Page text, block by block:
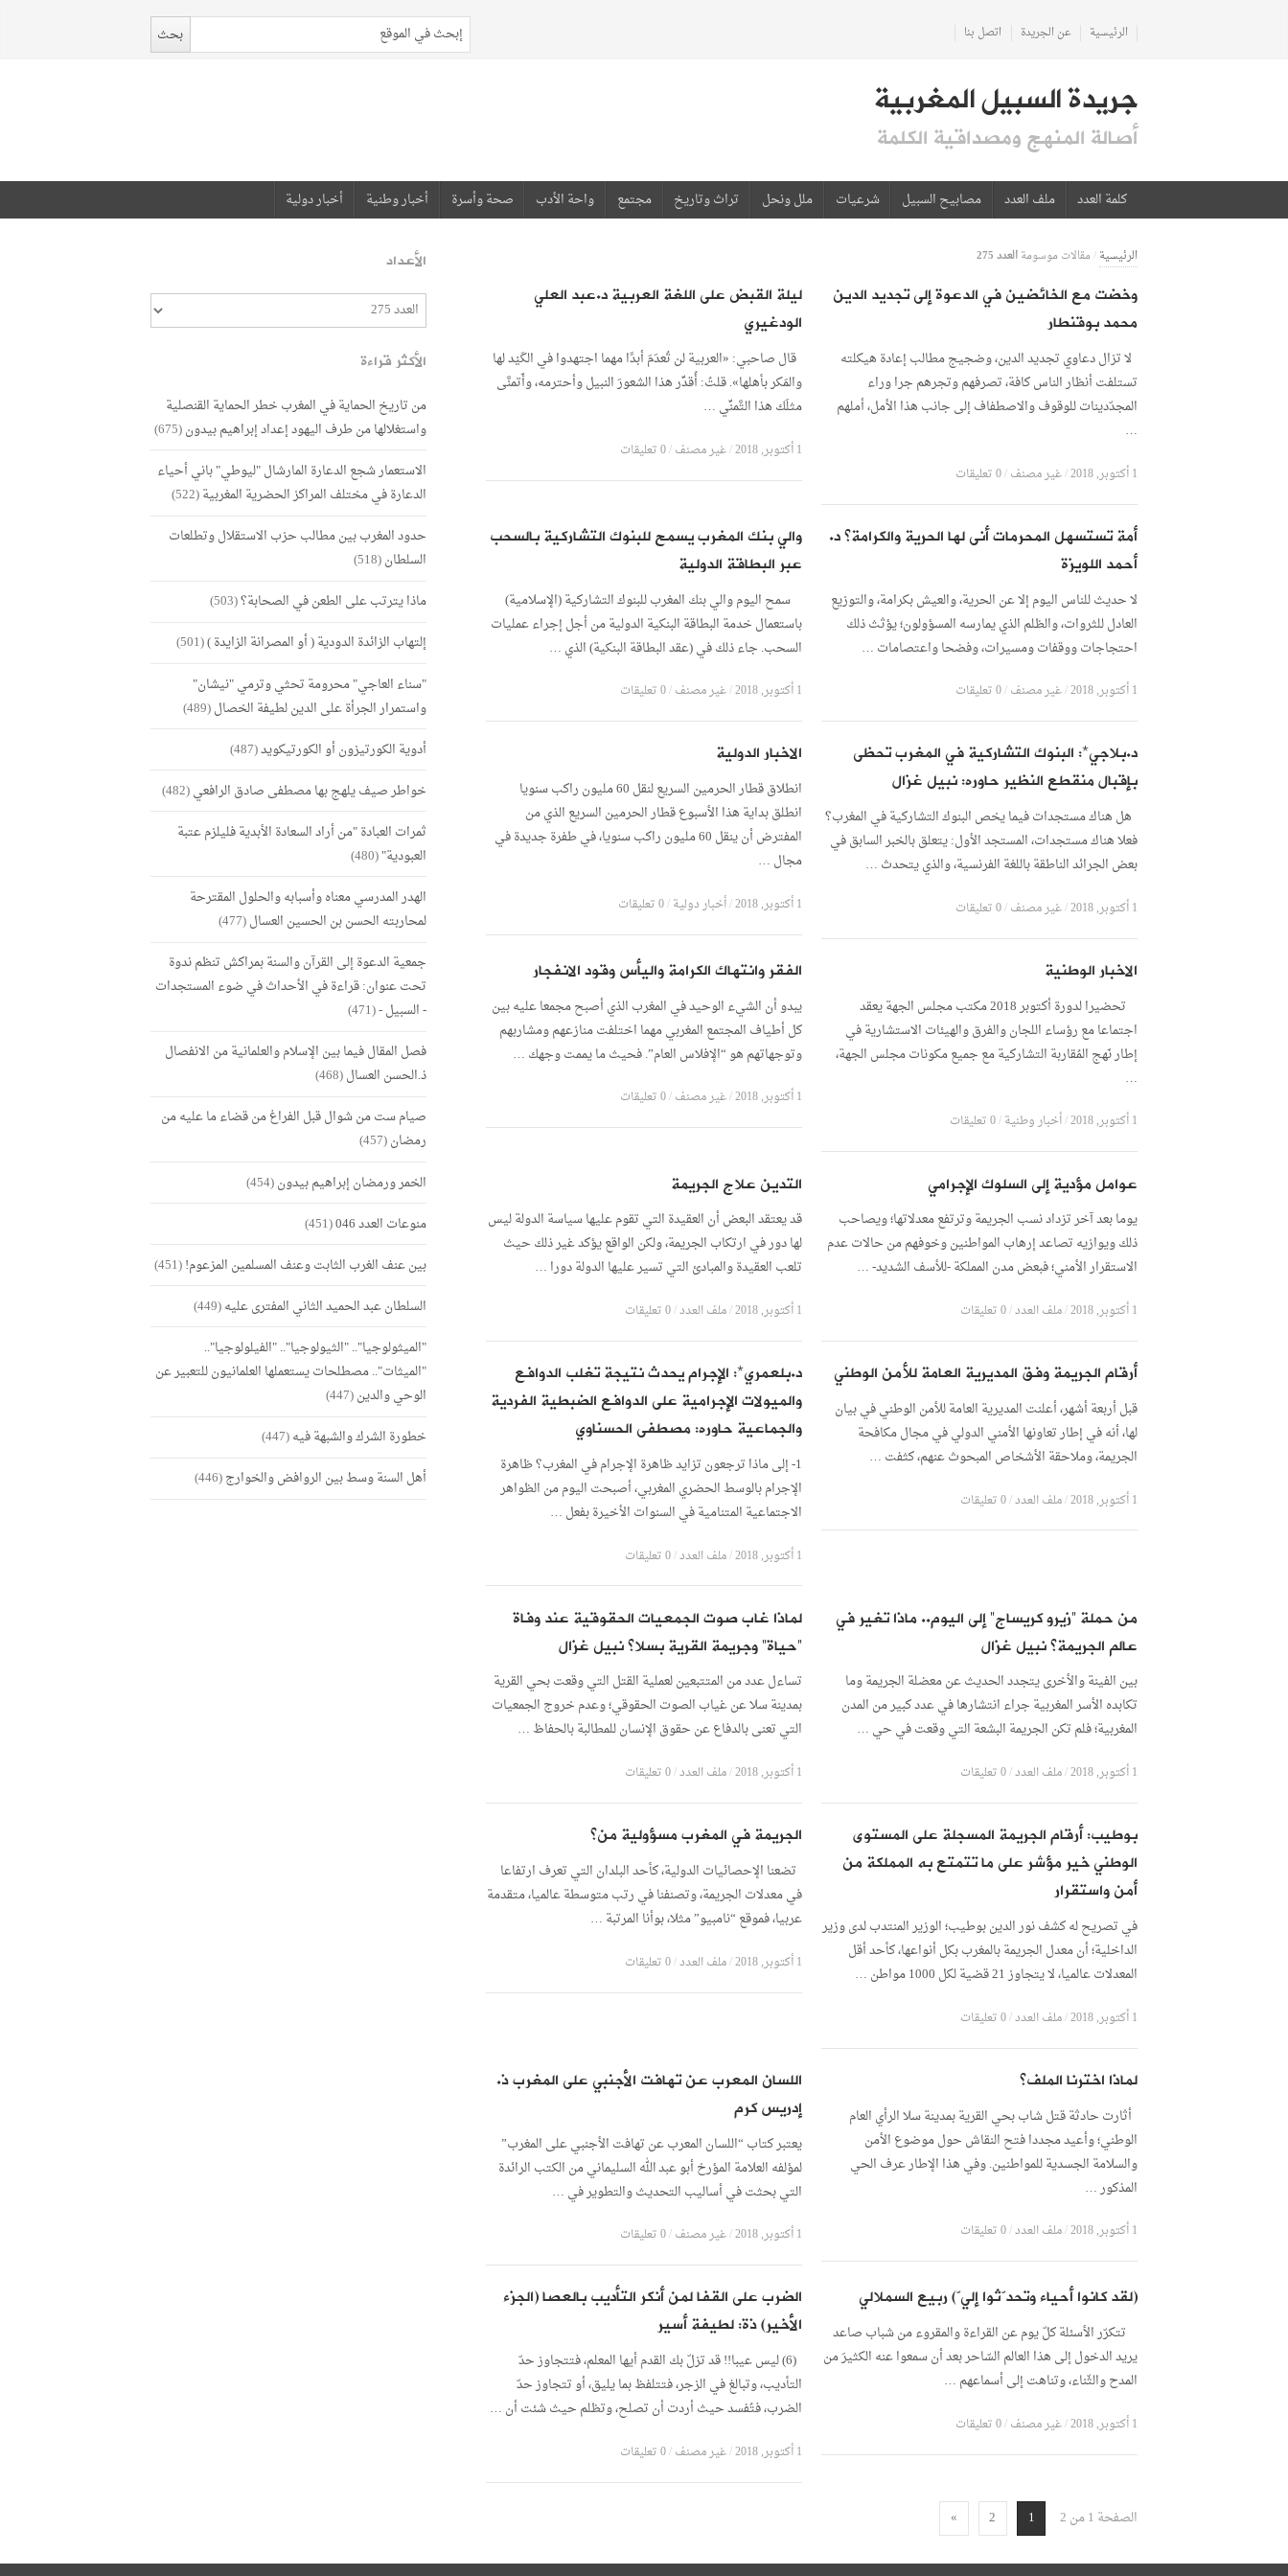
الرئيسية عن الجريدة اتصل بنا
جريدة السبيل المغربية
أصالة المنهج ومصداقية الكلمة
كلمة العدد ملف العدد مصابيح السبيل شرعيات ملل ونحل تراث وتاريخ مجتمع واحة الأدب صحة وأسرة أخبار وطنية أخبار دولية
الرئيسية/مقالات موسومةالعدد 275
وخضت مع الخائضين في الدعوة إلى تجديد الدين
محمد بوقنطار
لا تزال دعاوي تجديد الدين، وضجيج مطالب إعادة هيكلته
تستلفت أنظار الناس كافة، تصرفهم وتجرهم جرا وراء
المجدّدينات للوقوف والاصطفاف إلى جانب هذا الأمل، أملهم
…
1 أكتوبر, 2018 /غير مصنف/0 تعليقات
ليلة القبض على اللغة العربية د.عبد العلي
الودغيري
قال صاحبي: «العربية لن تُعدَمَ أبدًا مهما اجتهدوا في الكَيْد لها
والمَكر بأهلها». قلتُ: أُقدِّر هذا الشعورَ النبيل وأحترمه، وأَتمنَّى
مثلَك هذا التَّمنِّي …
1 أكتوبر, 2018 /غير مصنف/0 تعليقات
أمة تستسهل المحرمات أنى لها الحرية والكرامة؟ د.
أحمد اللويزة
لا حديث للناس اليوم إلا عن الحرية، والعيش بكرامة، والتوزيع
العادل للثروات، والظلم الذي يمارسه المسؤولون؛ يؤثث ذلك
احتجاجات ووقفات ومسيرات، وفضحا واعتصامات …
1 أكتوبر, 2018 /غير مصنف/0 تعليقات
والي بنك المغرب يسمح للبنوك التشاركية بالسحب
عبر البطاقة الدولية
سمح اليوم والي بنك المغرب للبنوك التشاركية (الإسلامية)
باستعمال خدمة البطاقة البنكية الدولية من أجل إجراء عمليات
السحب. جاء ذلك في (عقد البطاقة البنكية) الذي …
1 أكتوبر, 2018 /غير مصنف/0 تعليقات
د.بلاجي*: البنوك التشاركية في المغرب تحظى
بإقبال منقطع النظير حاوره: نبيل غزال
هل هناك مستجدات فيما يخص البنوك التشاركية في المغرب؟
فعلا هناك مستجدات، المستجد الأول: يتعلق بالخبر السابق في
بعض الجرائد الناطقة باللغة الفرنسية، والذي يتحدث …
1 أكتوبر, 2018 /غير مصنف/0 تعليقات
الاخبار الدولية
انطلاق قطار الحرمين السريع لنقل 60 مليون راكب سنويا
انطلق بداية هذا الأسبوع قطار الحرمين السريع الذي من
المفترض أن ينقل 60 مليون راكب سنويا، في طفرة جديدة في
مجال …
1 أكتوبر, 2018 /أخبار دولية/0 تعليقات
الاخبار الوطنية
تحضيرا لدورة أكتوبر 2018 مكتب مجلس الجهة يعقد
اجتماعا مع رؤساء اللجان والفرق والهيئات الاستشارية في
إطار نَهج المُقاربة التشاركية مع جميع مكونات مجلس الجهة،
…
1 أكتوبر, 2018 /أخبار وطنية/0 تعليقات
الفقر وانتهاك الكرامة واليأس وقود الانفجار
يبدو أن الشيء الوحيد في المغرب الذي أصبح مجمعا عليه بين
كل أطياف المجتمع المغربي مهما اختلفت منازعهم ومشاربهم
وتوجهاتهم هو “الإفلاس العام”. فحيث ما يممت وجهك …
1 أكتوبر, 2018 /غير مصنف/0 تعليقات
عوامل مؤدية إلى السلوك الإجرامي
يوما بعد آخر تزداد نسب الجريمة وترتفع معدلاتها؛ ويصاحب
ذلك ويوازيه تصاعد إرهاب المواطنين وخوفهم من حالات عدم
الاستقرار الأمني؛ فبعض مدن المملكة -للأسف الشديد- …
1 أكتوبر, 2018 /ملف العدد/0 تعليقات
التدين علاج الجريمة
قد يعتقد البعض أن العقيدة التي تقوم عليها سياسة الدولة ليس
لها دور في ارتكاب الجريمة، ولكن الواقع يؤكد غير ذلك حيث
تلعب العقيدة والمبادئ التي تسير عليها الدولة دورا …
1 أكتوبر, 2018 /ملف العدد/0 تعليقات
أرقام الجريمة وفق المديرية العامة للأمن الوطني
قبل أربعة أشهر، أعلنت المديرية العامة للأمن الوطني في بيان
لها، أنه في إطار تعاونها الأمني الدولي في مجال مكافحة
الجريمة، وملاحقة الأشخاص المبحوث عنهم، كثفت …
1 أكتوبر, 2018 /ملف العدد/0 تعليقات
د.بلعمري*: الإجرام يحدث نتيجة تغلب الدوافع
والميولات الإجرامية على الدوافع الضبطية الفردية
والجماعية حاوره: مصطفى الحسناوي
1- إلى ماذا ترجعون تزايد ظاهرة الإجرام في المغرب؟ ظاهرة
الإجرام بالوسط الحضري المغربي، أصبحت اليوم من الظواهر
الاجتماعية المتنامية في السنوات الأخيرة بفعل …
1 أكتوبر, 2018 /ملف العدد/0 تعليقات
من حملة “زيرو كريساج” إلى اليوم.. ماذا تغير في
عالم الجريمة؟ نبيل غزال
بين الفينة والأخرى يتجدد الحديث عن معضلة الجريمة وما
تكابده الأسر المغربية جراء انتشارها في عدد كبير من المدن
المغربية؛ فلم تكن الجريمة البشعة التي وقعت في حي …
1 أكتوبر, 2018 /ملف العدد/0 تعليقات
لماذا غاب صوت الجمعيات الحقوقية عند وفاة
“حياة” وجريمة القرية بسلا؟ نبيل غزال
تساءل عدد من المتتبعين لعملية القتل التي وقعت بحي القرية
بمدينة سلا عن غياب الصوت الحقوقي؛ وعدم خروج الجمعيات
التي تعنى بالدفاع عن حقوق الإنسان للمطالبة بالحفاظ …
1 أكتوبر, 2018 /ملف العدد/0 تعليقات
بوطيب: أرقام الجريمة المسجلة على المستوى
الوطني خير مؤشر على ما تتمتع به المملكة من
أمن واستقرار
في تصريح له كشف نور الدين بوطيب؛ الوزير المنتدب لدى وزير
الداخلية؛ أن معدل الجريمة بالمغرب بكل أنواعها، كأحد أقل
المعدلات عالميا، لا يتجاوز 21 قضية لكل 1000 مواطن …
1 أكتوبر, 2018 /ملف العدد/0 تعليقات
الجريمة في المغرب مسؤولية من؟
تضعنا الإحصائيات الدولية، كأحد البلدان التي تعرف ارتفاعا
في معدلات الجريمة، وتصنفنا في رتب متوسطة عالميا، متقدمة
عربيا، فموقع “نامبيو” مثلا، بوأنا المرتبة …
1 أكتوبر, 2018 /ملف العدد/0 تعليقات
لماذا اخترنا الملف؟
أثارت حادثة قتل شاب بحي القرية بمدينة سلا الرأي العام
الوطني؛ وأعيد مجددا فتح النقاش حول موضوع الأمن
والسلامة الجسدية للمواطنين. وفي هذا الإطار عرف الحي
المذكور …
1 أكتوبر, 2018 /ملف العدد/0 تعليقات
اللسان المعرب عن تهافت الأجنبي على المغرب ذ.
إدريس كرم
يعتبر كتاب “اللسان المعرب عن تهافت الأجنبي على المغرب”
لمؤلفه العلامة المؤرخ أبو عبد الله السليماني من الكتب الرائدة
التي بحثت في أساليب التحديث والتطوير في …
1 أكتوبر, 2018 /غير مصنف/0 تعليقات
(لقد كانوا أحياء وتحدّثوا إليّ) ربيع السملالي
تتكرّر الأسئلة كلّ يوم عن القراءة والمقروء من شباب صاعد
يريد الدخول إلى هذا العالم السّاحر بعد أن سمعوا عنه الكثيرَ من
المدح والثّناء، وتناهت إلى أسماعهم …
1 أكتوبر, 2018 /غير مصنف/0 تعليقات
الضرب على القفا لمن أنكر التأديب بالعصا (الجزء
الأخير) ذة: لطيفة أسير
(6) ليس عيبا!! قد تزلّ بك القدم أيها المعلم، فتتجاوز حدّ
التأديب، وتبالغ في الزجر، فتتلفظ بما يليق، أو تتجاوز حدّ
الضرب، فتُفسد حيث أردت أن تصلح، وتظلم حيث شئت أن …
1 أكتوبر, 2018 /غير مصنف/0 تعليقات
الصفحة 1 من 2 1
2
»
الأعداد
الأكثر قراءة
من تاريخ الحماية في المغرب خطر الحماية القنصلية
واستغلالها من طرف اليهود إعداد إبراهيم بيدون(675)
الاستعمار شجع الدعارة المارشال "ليوطي" باني أحياء
الدعارة في مختلف المراكز الحضرية المغربية(522)
حدود المغرب بين مطالب حزب الاستقلال وتطلعات
السلطان(518)
ماذا يترتب على الطعن في الصحابة؟(503)
إلتهاب الزائدة الدودية ( أو المصرانة الزايدة )(501)
"سناء العاجي" محرومة تحثي وترمي "نيشان"
واستمرار الجرأة على الدين لطيفة الخصال(489)
أدوية الكورتيزون أو الكورتيكويد(487)
خواطر صيف يلهج بها مصطفى صادق الرافعي(482)
ثمرات العبادة "من أراد السعادة الأبدية فليلزم عتبة
العبودية"(480)
الهدر المدرسي معناه وأسبابه والحلول المقترحة
لمحاربته الحسن بن الحسين العسال(477)
جمعية الدعوة إلى القرآن والسنة بمراكش تنظم ندوة
تحت عنوان: قراءة في الأحداث في ضوء المستجدات
- السبيل -(471)
فصل المقال فيما بين الإسلام والعلمانية من الانفصال
ذ.الحسن العسال(468)
صيام ست من شوال قبل الفراغ من قضاء ما عليه من
رمضان(457)
الخمر ورمضان إبراهيم بيدون(454)
منوعات العدد 046
(451)
بين عنف الغرب الثابت وعنف المسلمين المزعوم!(451)
السلطان عبد الحميد الثاني المفترى عليه(449)
"الميثولوجيا".. "الثيولوجيا".. "الفيلولوجيا"..
"الميثات".. مصطلحات يستعملها العلمانيون للتعبير عن
الوحي والدين(447)
خطورة الشرك والشبهة فيه(447)
أهل السنة وسط بين الروافض والخوارج(446)